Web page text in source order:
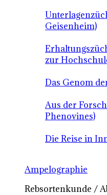
Geisenheim)
zur
Das Genom
Aus der
Phenovines)
Die Reise in
Ampelographie
Rebsortenkunde /